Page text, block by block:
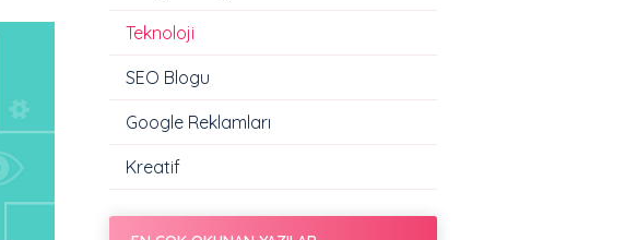
Teknoloji
SEO Blogu
Google Reklamları
Kreatif